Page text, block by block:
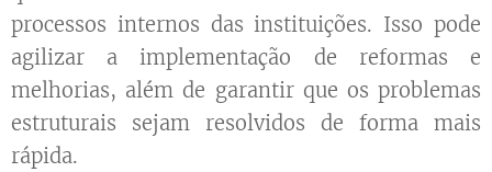
processos internos das instituições. Isso pode
agilizar a implementação de reformas e
melhorias, além de garantir que os problemas
estruturais sejam resolvidos de forma mais
rápida.